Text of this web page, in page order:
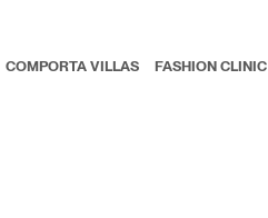
COMPORTA VILLAS FASHION CLINIC